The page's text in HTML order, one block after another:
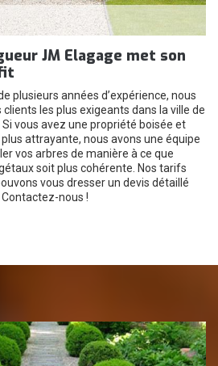
JM Elagage met son
plusieurs années d’expérience, nous
les plus exigeants dans la ville de
vous avez une propriété boisée et
attrayante, nous avons une équipe
vos arbres de manière à ce que
soit plus cohérente. Nos tarifs
vous dresser un devis détaillé
nous !